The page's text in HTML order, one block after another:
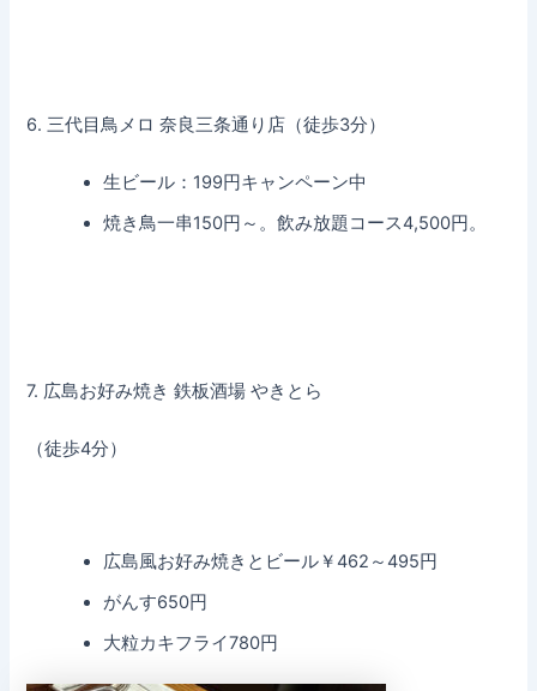
6. 三代目鳥メロ 奈良三条通り店（徒歩3分）
生ビール：199円キャンペーン中
焼き鳥一串150円～。飲み放題コース4,500円。
7. 広島お好み焼き 鉄板酒場 やきとら
（徒歩4分）
広島風お好み焼きとビール￥462～495円
がんす650円
大粒カキフライ780円